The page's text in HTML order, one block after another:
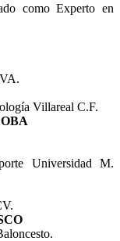
como Experto en
Villareal C.F.
Universidad M.